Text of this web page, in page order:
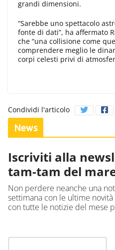
grandi dimensioni.
“Sarebbe uno spettacolo
fonte di dati”, ha affermato
che “una collisione come
comprendere meglio le
corpi celesti privi di
Condividi l'articolo
News
Iscriviti alla
tam-tam del
Non perdere neanche una
settimana con le ultime
con tutte le notizie del mese